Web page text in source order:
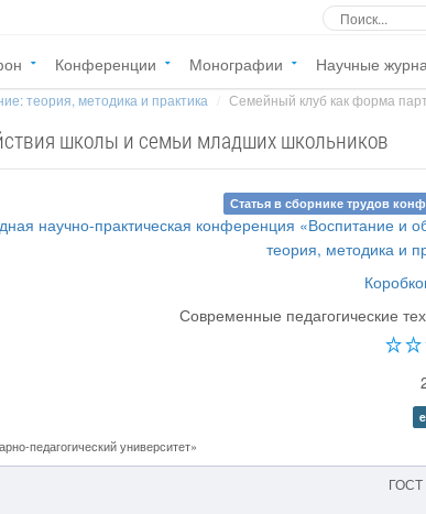
Конференции Монографии Научные
теория, методика и практика Семейный клуб как форма
школы и семьи младших школьников
Статья в сборнике трудов
научно-практическая конференция «Воспитание и
теория, методика и
Современные педагогические
педагогический университет»
ГОСТ